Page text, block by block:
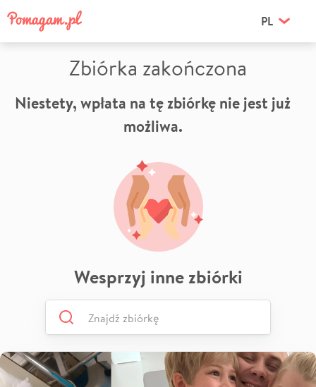
PL
Zbiórka zakończona
Niestety, wpłata na tę zbiórkę nie jest już
możliwa.
Wesprzyj inne zbiórki